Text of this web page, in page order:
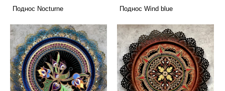
Поднос Nocturne Поднос Wind blue